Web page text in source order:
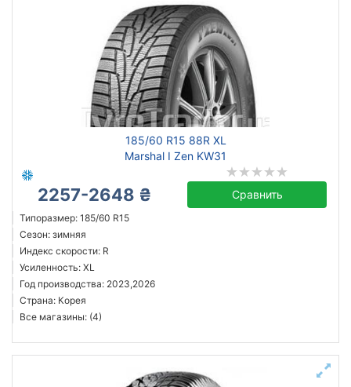
185/60 R15 88R XL
Marshal I Zen KW31
2257-2648 ₴ Сравнить
Типоразмер: 185/60 R15
Сезон: зимняя
Индекс скорости: R
Усиленность: XL
Год производства: 2023,2026
Страна: Корея
Все магазины: (4)